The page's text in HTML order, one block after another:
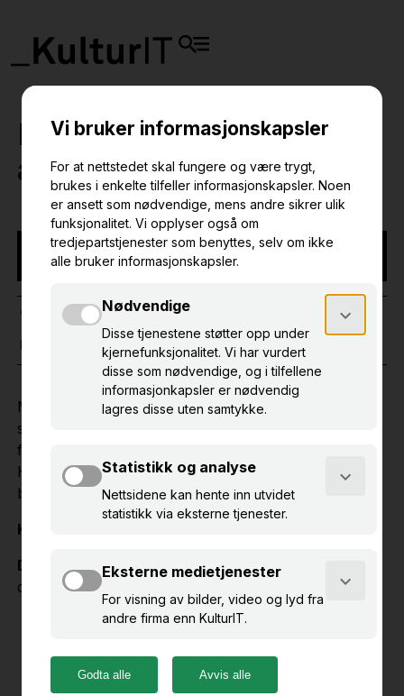
Primus 10 for
administratorer
NB! Arrangementet har funnet sted
NETTBASERT KURS
PRIMUS
02. des. 2025
09.00 – 11.00
Med Primus 10 har du bedre oversikt over
samlingene. I dette kurset får du en innføring i
funksjoner for deg som administrator. For eksempel:
Hvor er det lurt å begynne å rydde, og hvordan du
bruker du løsningens verktøy til dette?
Kursplasser:
Deltakeravgift:NOK / SEK 1500 (eks.mva) per
deltaker
Påmelding